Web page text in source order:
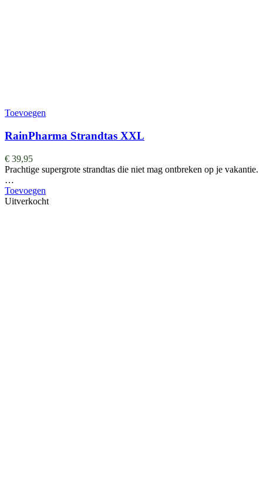
Toevoegen
RainPharma Strandtas XXL
€ 39,95
Prachtige supergrote strandtas die niet mag ontbreken op je vakantie.
…
Toevoegen
Uitverkocht